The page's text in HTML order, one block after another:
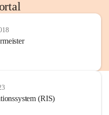
(RIS)